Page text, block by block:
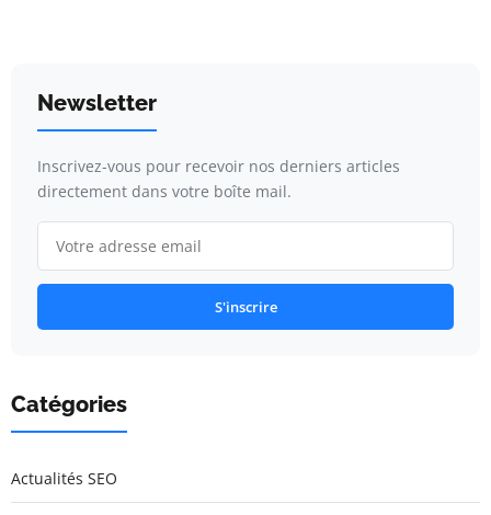
Newsletter
Inscrivez-vous pour recevoir nos derniers articles
directement dans votre boîte mail.
S'inscrire
Catégories
Actualités SEO